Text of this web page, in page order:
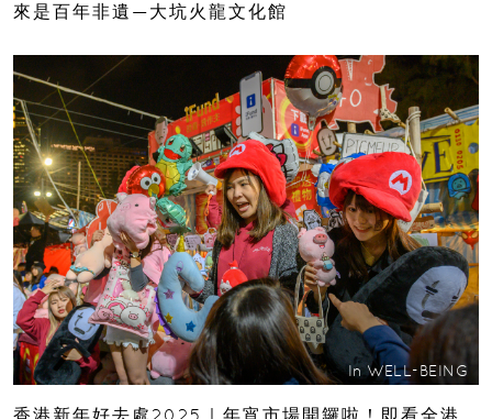
來是百年非遺—大坑火龍文化館
In WELL-BEING
香港新年好去處2025｜年宵市場開鑼啦！即看全港